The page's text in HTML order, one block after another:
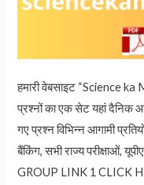
हमारी वेबसाइट “Science
प्रश्नों का एक सेट यहां दैनिक
गए प्रश्न विभिन्न आगामी
बैंकिंग, सभी राज्य परीक्षाओं,
GROUP LINK 1 CLICK